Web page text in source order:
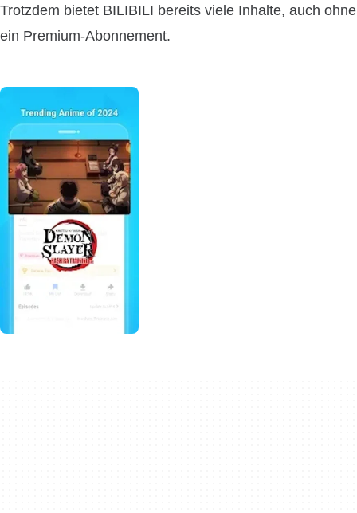
Trotzdem bietet BILIBILI bereits viele Inhalte, auch ohne
ein Premium-Abonnement.